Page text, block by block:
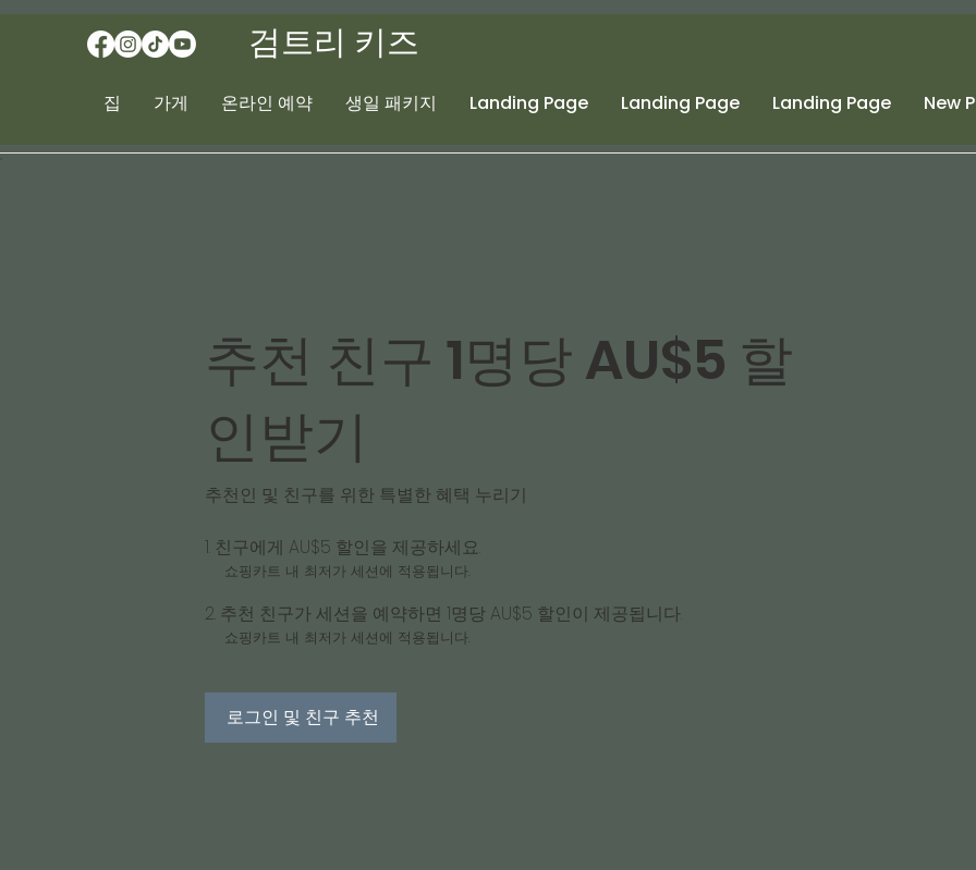
검트리 키즈
집 가게 온라인 예약 생일 패키지 Landing Page Landing Page Landing Page New
추천 친구 1명당 AU$5 할
인받기
추천인 및 친구를 위한 특별한 혜택 누리기
친구에게 AU$5 할인을 제공하세요.
쇼핑카트 내 최저가 세션에 적용됩니다.
추천 친구가 세션을 예약하면 1명당 AU$5 할인이 제공됩니다.
쇼핑카트 내 최저가 세션에 적용됩니다.
로그인 및 친구 추천